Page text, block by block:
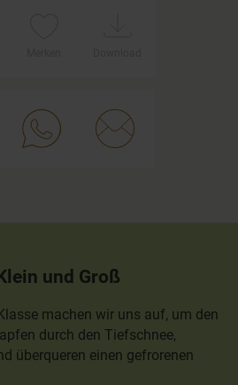
und Groß
machen wir uns auf, um den
durch den Tiefschnee,
überqueren einen gefrorenen